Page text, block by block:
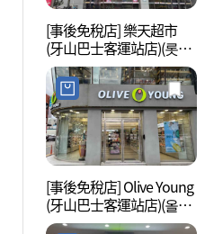
[事後免稅店] 樂天超市
(牙山巴士客運站店)(롯데
마트 아산터미널점)
[事後免稅店] Olive Young
(牙山巴士客運站店)(올리
브영 아산터미널점)